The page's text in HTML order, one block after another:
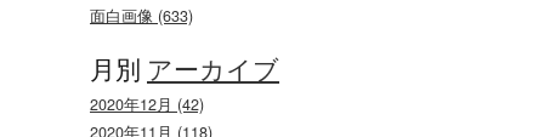
面白画像 (633)
月別 アーカイブ
2020年12月 (42)
2020年11月 (118)